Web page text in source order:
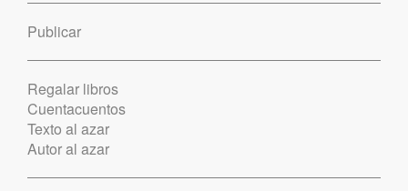
Publicar
Regalar libros
Cuentacuentos
Texto al azar
Autor al azar